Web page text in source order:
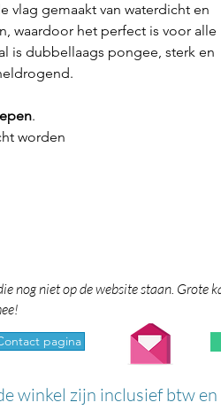
vlag gemaakt van waterdicht en
waardoor het perfect is voor alle
is dubbellaags pongee, sterk en
.
worden
nog niet op de website staan. Grote
pagina
winkel zijn inclusief btw